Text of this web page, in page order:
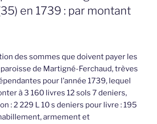
en 1739 : par montant
des sommes que doivent payer les
de Martigné-Ferchaud, trèves
pour l’année 1739, lequel
à 3 160 livres 12 sols 7 deniers,
: 2 229 L 10 s deniers pour livre : 195
armement et